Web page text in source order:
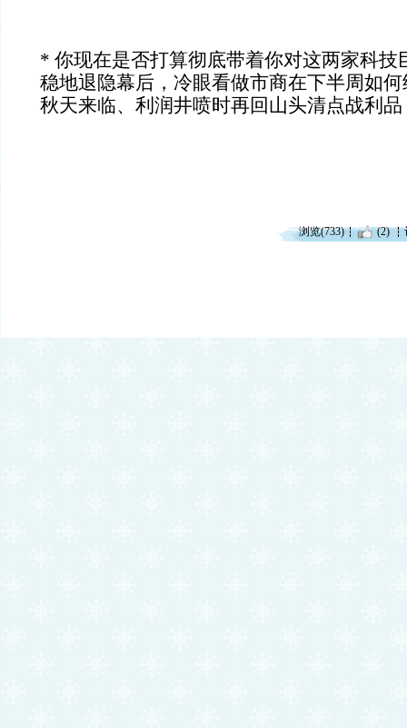
* 你现在是否打算彻底带着你对这两家科技
稳地退隐幕后，冷眼看做市商在下半周如
秋天来临、利润井喷时再回山头清点战利品
浏览(733) (2)